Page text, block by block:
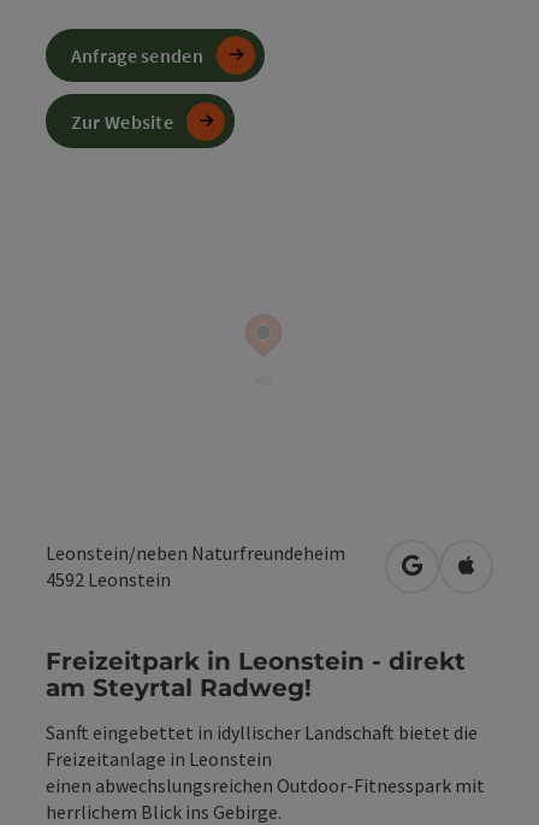
Leonstein/neben Naturfreundeheim
4592 Leonstein in Google
in
Freizeitpark in Leonstein - direkt
am Steyrtal Radweg!
Sanft eingebettet in idyllischer Landschaft bietet die
Freizeitanlage in Leonstein
einen abwechslungsreichen Outdoor-Fitnesspark mit
herrlichem Blick ins Gebirge.
Anfrage senden
Zur Website